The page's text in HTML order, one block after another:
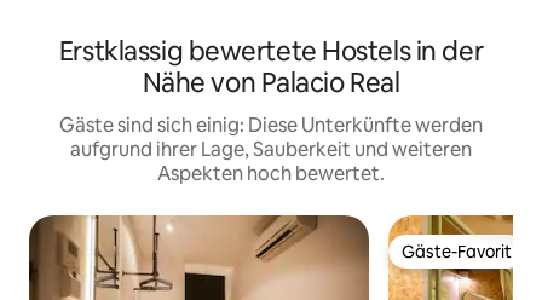
Erstklassig bewertete Hostels in der
Nähe von Palacio Real
Gäste sind sich einig: Diese Unterkünfte werden
aufgrund ihrer Lage, Sauberkeit und weiteren
Aspekten hoch bewertet.
Gäste-Favorit
Gäste-Favorit